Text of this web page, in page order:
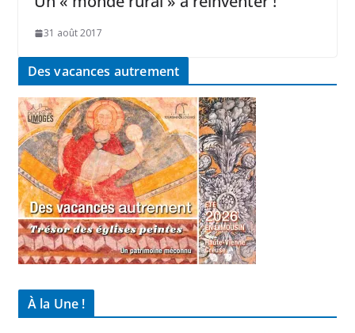
31 août 2017
Des vacances autrement
À la Une !